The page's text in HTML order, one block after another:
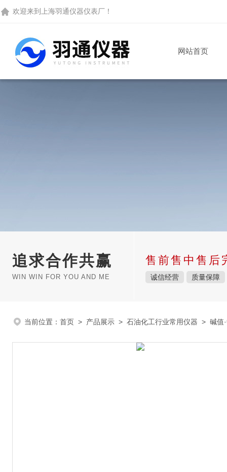
欢迎来到 上海羽通仪器仪表厂 ！
网站首页
追求合作共赢
WIN WIN FOR YOU AND ME
售前售中售后
诚信经营 质量保障
当前位置： 首页 > 产品展示 > 石油化工行业常用仪器 > 碱值